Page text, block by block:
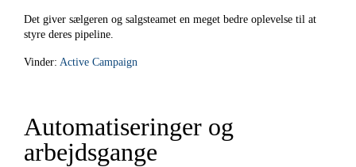
Det giver sælgeren og salgsteamet en meget bedre oplevelse til at
styre deres pipeline.
Vinder: Active Campaign
Automatiseringer og
arbejdsgange